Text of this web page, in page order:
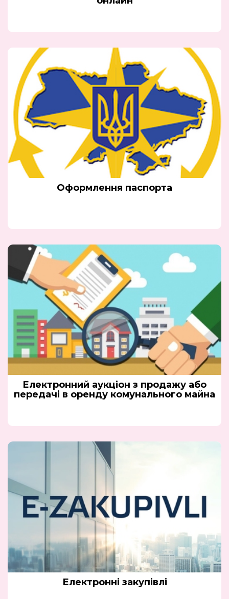
Оформлення паспорта
Електронний аукціон з продажу або
передачі в оренду комунального майна
Електронні закупівлі